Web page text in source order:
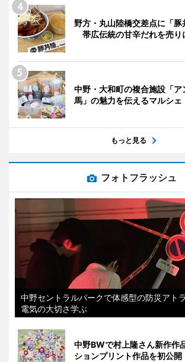
野方・丸山陸橋交差点に「豚
帯広伝統の甘辛だれを売り
中野・大和町の複合施設「ア
馬」の魅力を伝えるマルシェ
もっと見る
フォトフラッシュ
中野セントラルパークで体感型の防災アト
電気の大切さ学ぶ
中野BWで村上隆さん新作
ションプリント作品を初公開